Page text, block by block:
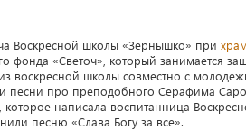
Воскресной школы «Зернышко» при
фонда «Светоч», который занимается
воскресной школы совместно с
песни про преподобного Серафима
написала воспитанница
песню «Слава Богу за все».